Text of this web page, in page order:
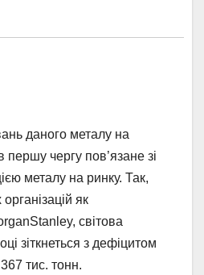
даного металу на
першу чергу пов’язане зі
металу на ринку. Так,
як
світова
зіткнеться з дефіцитом
тис. тонн.